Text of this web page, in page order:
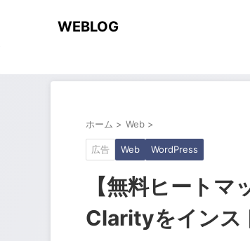
WEBLOG
ホーム > Web >
広告 Web WordPress
【無料ヒート
Clarityをインス